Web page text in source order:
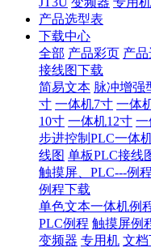
产品选型表
下载中心
全部 产品彩页 产
接线图下载
简易文本 脉冲增强
寸 一体机7寸 一体
10寸 一体机12寸 一
步进控制PLC一体
线图 单板PLC接线
触摸屏、PLC---例
例程下载
单色文本一体机例
PLC例程 触摸屏例
变频器 专用机 文档